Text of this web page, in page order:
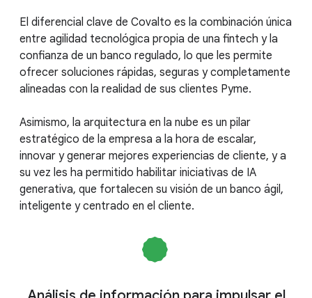
El diferencial clave de Covalto es la combinación única
entre agilidad tecnológica propia de una fintech y la
confianza de un banco regulado, lo que les permite
ofrecer soluciones rápidas, seguras y completamente
alineadas con la realidad de sus clientes Pyme.
Asimismo, la arquitectura en la nube es un pilar
estratégico de la empresa a la hora de escalar,
innovar y generar mejores experiencias de cliente, y a
su vez les ha permitido habilitar iniciativas de IA
generativa, que fortalecen su visión de un banco ágil,
inteligente y centrado en el cliente.